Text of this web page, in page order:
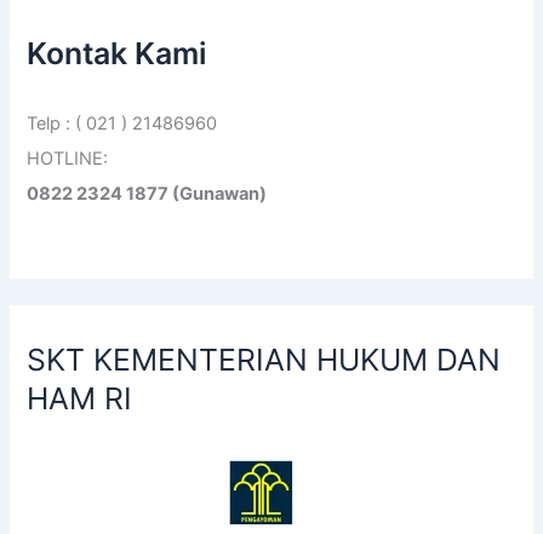
Kontak Kami
Telp : ( 021 ) 21486960
HOTLINE:
0822 2324 1877 (Gunawan)
SKT KEMENTERIAN HUKUM DAN
HAM RI